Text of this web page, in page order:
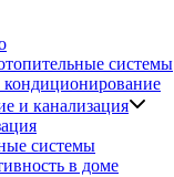
системы
и канализация
системы
в доме